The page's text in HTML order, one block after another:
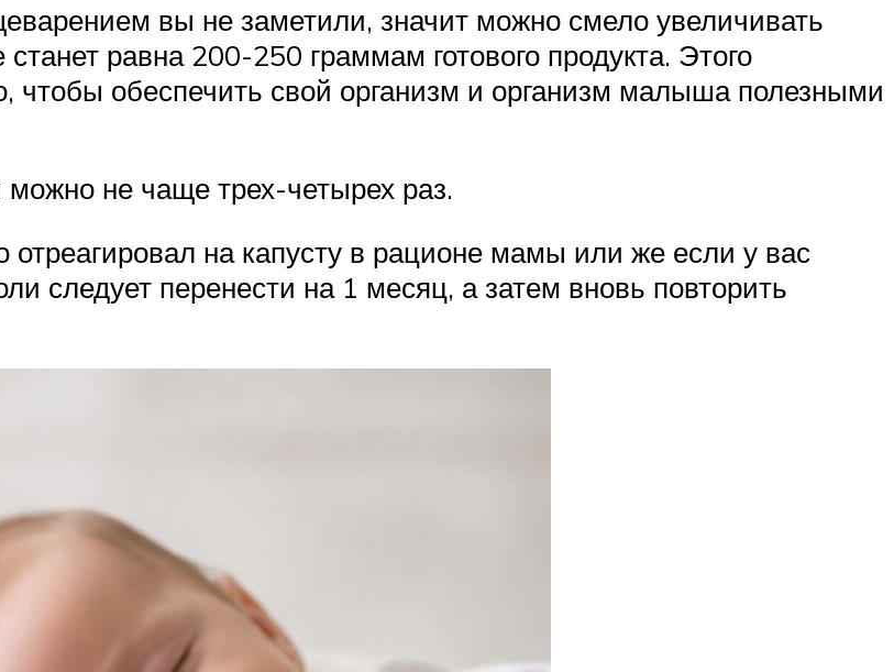
вы не заметили, значит можно смело увеличивать
равна 200-250 граммам готового продукта. Этого
чтобы обеспечить свой организм и организм малыша полезными
не чаще трех-четырех раз.
на капусту в рационе мамы или же если у вас
следует перенести на 1 месяц, а затем вновь повторить